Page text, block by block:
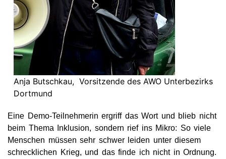
Anja Butschkau, Vorsitzende des AWO Unterbezirks
Dortmund
Eine Demo-Teilnehmerin ergriff das Wort und blieb nicht
beim Thema Inklusion, sondern rief ins Mikro: So viele
Menschen müssen sehr schwer leiden unter diesem
schrecklichen Krieg, und das finde ich nicht in Ordnung.